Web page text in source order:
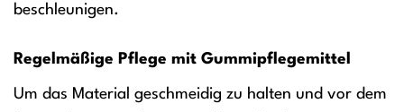
beschleunigen.
Regelmäßige Pflege mit Gummipflegemittel
Um das Material geschmeidig zu halten und vor dem